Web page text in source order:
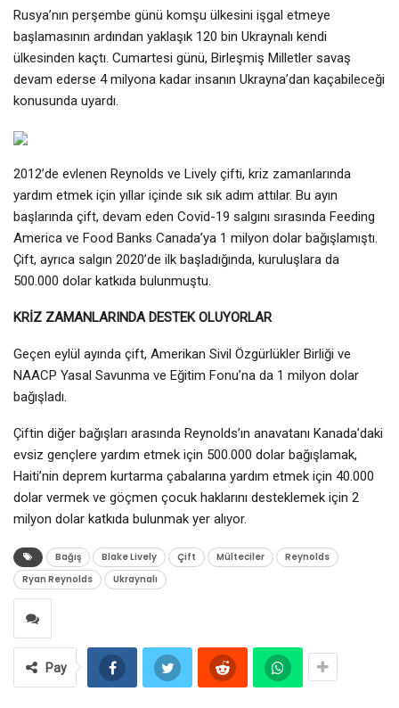
Rusya’nın perşembe günü komşu ülkesini işgal etmeye
başlamasının ardından yaklaşık 120 bin Ukraynalı kendi
ülkesinden kaçtı. Cumartesi günü, Birleşmiş Milletler savaş
devam ederse 4 milyona kadar insanın Ukrayna’dan kaçabileceği
konusunda uyardı.
2012’de evlenen Reynolds ve Lively çifti, kriz zamanlarında
yardım etmek için yıllar içinde sık sık adım attılar. Bu ayın
başlarında çift, devam eden Covid-19 salgını sırasında Feeding
America ve Food Banks Canada’ya 1 milyon dolar bağışlamıştı.
Çift, ayrıca salgın 2020’de ilk başladığında, kuruluşlara da
500.000 dolar katkıda bulunmuştu.
KRİZ ZAMANLARINDA DESTEK OLUYORLAR
Geçen eylül ayında çift, Amerikan Sivil Özgürlükler Birliği ve
NAACP Yasal Savunma ve Eğitim Fonu’na da 1 milyon dolar
bağışladı.
Çiftin diğer bağışları arasında Reynolds’ın anavatanı Kanada’daki
evsiz gençlere yardım etmek için 500.000 dolar bağışlamak,
Haiti’nin deprem kurtarma çabalarına yardım etmek için 40.000
dolar vermek ve göçmen çocuk haklarını desteklemek için 2
milyon dolar katkıda bulunmak yer alıyor.
Bağış Blake Lively Çift Mülteciler
Reynolds
Ryan Reynolds
Ukraynalı
Pay